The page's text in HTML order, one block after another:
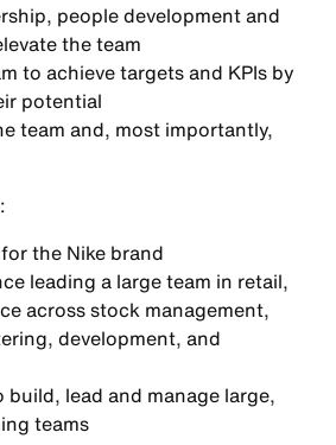
people development and
the team
to achieve targets and KPIs by
potential
team and, most importantly,
the Nike brand
leading a large team in retail,
across stock management,
development, and
build, lead and manage large,
teams